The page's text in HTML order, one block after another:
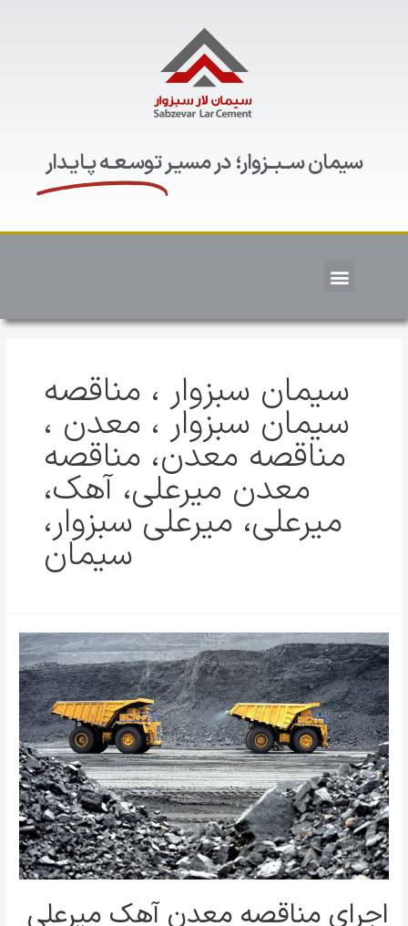
سیمان ســبــزوار؛ در مسیـرتوسـعـه پـایـدار
سیمان سبزوار ، مناقصه
سیمان سبزوار ، معدن ،
مناقصه معدن، مناقصه
معدن میرعلی، آهک،
میرعلی، میرعلی سبزوار،
سیمان
اجرای مناقصه معدن آهک میرعلی